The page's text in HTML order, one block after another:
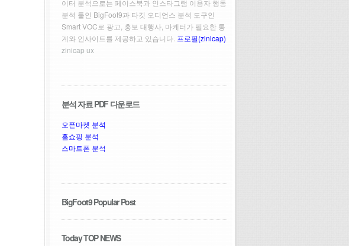
이터 분석으로는 페이스북과 인스타그램 이용자 행동
분석 툴인 BigFoot9과 타깃 오디언스 분석 도구인
Smart VOC로 광고, 홍보 대행사, 마케터가 필요한 통
계와 인사이트를 제공하고 있습니다. 프로필(zinicap)
zinicap ux
분석 자료 PDF 다운로드
오픈마켓 분석
홈쇼핑 분석
스마트폰 분석
BigFoot9 Popular Post
Today TOP NEWS